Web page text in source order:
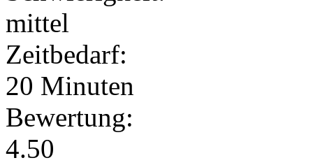
mittel
Zeitbedarf:
20 Minuten
Bewertung:
4.50